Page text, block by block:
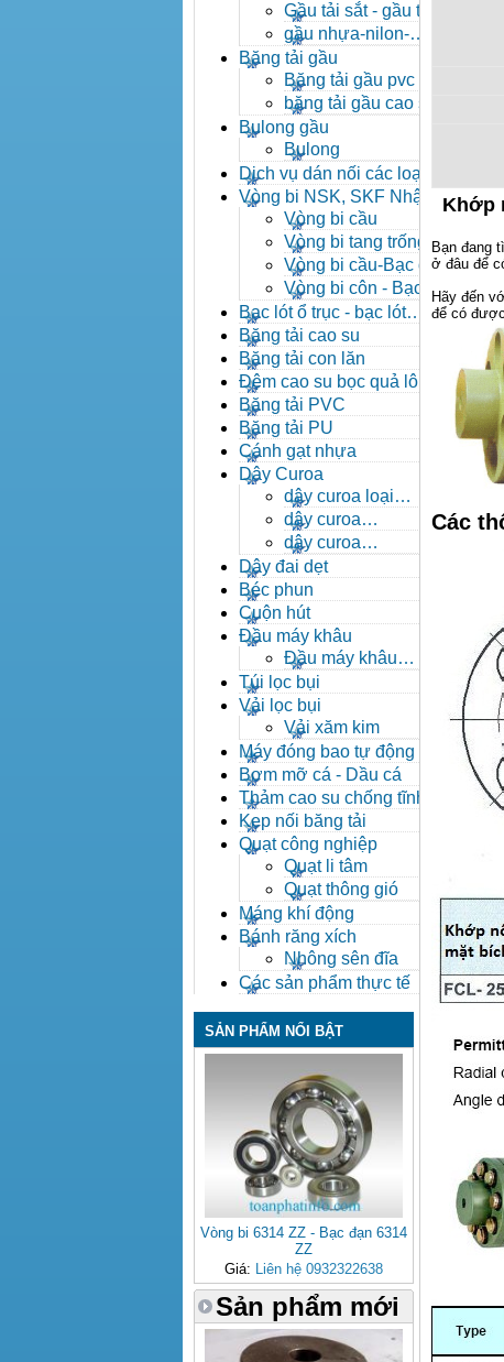
Gầu tải sắt - gầu tải
inox
gầu nhựa-nilon-
HDPE
Băng tải gầu
Băng tải gầu pvc
băng tải gầu cao su
Bulong gầu
Bulong
Dịch vụ dán nối các loại
băng tải
Vòng bi NSK, SKF Nhật
Vòng bi cầu
Vòng bi tang trống tự
lựa
Vòng bi cầu-Bạc đạn
cầu
Vòng bi côn - Bạc
đạn côn
Bạc lót ổ trục - bạc lót
nhông
Băng tải cao su
Băng tải con lăn
Đệm cao su bọc quả lô
băng tải
Băng tải PVC
Băng tải PU
Cánh gạt nhựa
Dây Curoa
dây curoa loại
A,B,C,D,E
dây curoa
SPZ,SPA,SPB,SPC
dây curoa
XPZ,XPA,XPB,XPC
Dây đai dẹt
Béc phun
Cuộn hút
Đầu máy khâu
Đầu máy khâu
Bafang
Túi lọc bụi
Vải lọc bụi
Vải xăm kim
Máy đóng bao tự động
Bơm mỡ cá - Dầu cá
Thảm cao su chống tĩnh
điện
Kẹp nối băng tải
Quạt công nghiệp
Quạt li tâm
Quạt thông gió
Máng khí động
Bánh răng xích
Nhông sên đĩa
Các sản phẩm thực tế
SẢN PHẨM NỔI BẬT
Vòng bi 6314 ZZ - Bạc đạn 6314
ZZ
Giá: Liên hệ 0932322638
Sản phẩm mới
Khớp
Bạn đang
ở đâu để
Hãy đến
để có
Các